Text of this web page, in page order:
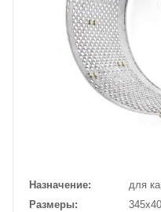
Назначение
для
Размеры